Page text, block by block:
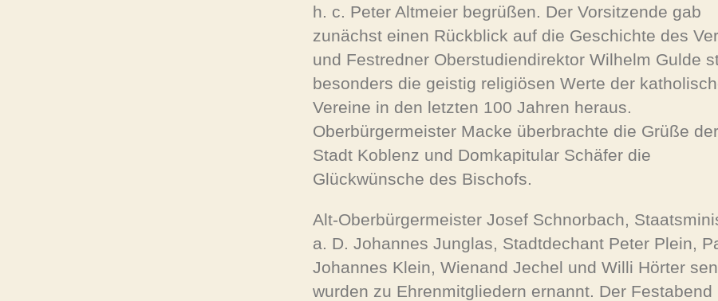
h. c. Peter Altmeier begrüßen. Der Vorsitzende gab
zunächst einen Rückblick auf die Geschichte des
und Festredner Oberstudiendirektor Wilhelm Gulde
besonders die geistig religiösen Werte der
Vereine in den letzten 100 Jahren heraus.
Oberbürgermeister Macke überbrachte die Grüße der
Stadt Koblenz und Domkapitular Schäfer die
Glückwünsche des Bischofs.
Alt-Oberbürgermeister Josef Schnorbach,
a. D. Johannes Junglas, Stadtdechant Peter Plein,
Johannes Klein, Wienand Jechel und Willi Hörter sen.
wurden zu Ehrenmitgliedern ernannt. Der Festabend